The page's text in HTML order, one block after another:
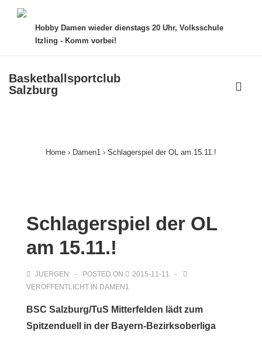
Hobby Damen wieder dienstags 20 Uhr, Volksschule
Itzling - Komm vorbei!
Basketballsportclub
Salzburg
Home › Damen1 › Schlagerspiel der OL am 15.11.!
Schlagerspiel der OL
am 15.11.!
JUERGEN POSTED ON
2015-11-11
VERÖFFENTLICHT IN DAMEN1
BSC Salzburg/TuS Mitterfelden lädt zum
Spitzenduell in der Bayern-Bezirksoberliga